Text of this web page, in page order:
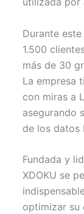
Durante
1.500
más de 30
La empresa
con miras a
asegurando
de los datos
Fundada y
XDOKU se
optimizar su